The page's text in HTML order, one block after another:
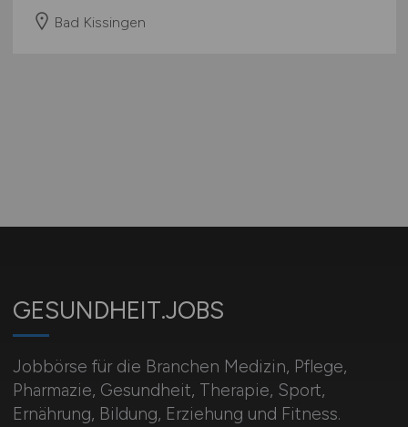
Bad Kissingen
GESUNDHEIT.JOBS
Jobbörse für die Branchen Medizin, Pflege,
Pharmazie, Gesundheit, Therapie, Sport,
Ernährung, Bildung, Erziehung und Fitness.